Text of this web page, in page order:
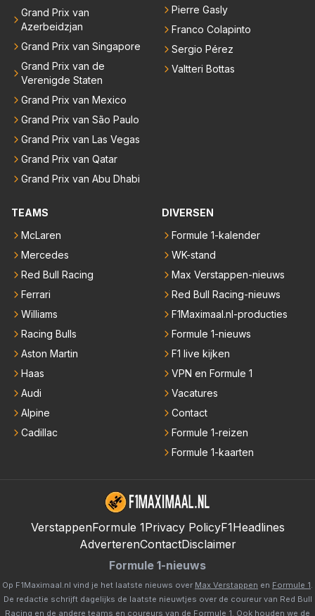
Grand Prix van
Azerbeidzjan
Grand Prix van Singapore
Grand Prix van de
Verenigde Staten
Grand Prix van Mexico
Grand Prix van São Paulo
Grand Prix van Las Vegas
Grand Prix van Qatar
Grand Prix van Abu Dhabi
Pierre Gasly
Franco Colapinto
Sergio Pérez
Valtteri Bottas
TEAMS
McLaren
Mercedes
Red Bull Racing
Ferrari
Williams
Racing Bulls
Aston Martin
Haas
Audi
Alpine
Cadillac
DIVERSEN
Formule 1-kalender
WK-stand
Max Verstappen-nieuws
Red Bull Racing-nieuws
F1Maximaal.nl-producties
Formule 1-nieuws
F1 live kijken
VPN en Formule 1
Vacatures
Contact
Formule 1-reizen
Formule 1-kaarten
VerstappenFormule 1Privacy PolicyF1Headlines
AdverterenContactDisclaimer
Formule 1-nieuws
Op F1Maximaal.nl vind je het laatste nieuws over Max Verstappen en Formule 1.
De redactie schrijft dagelijks de laatste nieuwtjes over de coureur van Red Bull
Racing en de andere teams en coureurs van de Formule 1. Ook houden we de